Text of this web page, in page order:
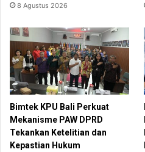
8 Agustus 2026
Bimtek KPU Bali Perkuat
Mekanisme PAW DPRD
Tekankan Ketelitian dan
Kepastian Hukum